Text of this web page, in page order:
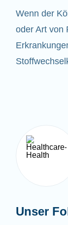
Wenn der
oder Art von
Unser